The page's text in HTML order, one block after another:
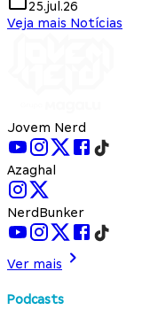
25.jul.26
Veja mais Notícias
Jovem Nerd
Azaghal
NerdBunker
Ver mais
Podcasts